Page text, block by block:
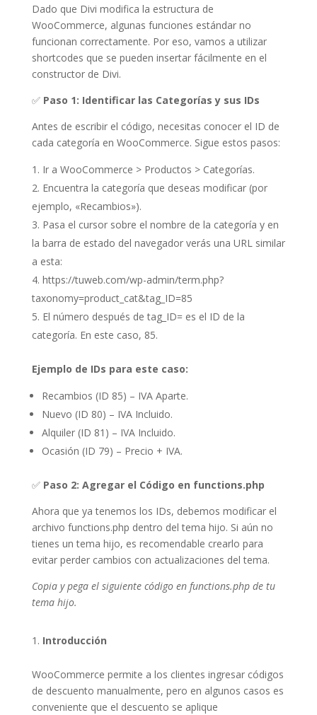
Dado que Divi modifica la estructura de
WooCommerce, algunas funciones estándar no
funcionan correctamente. Por eso, vamos a utilizar
shortcodes que se pueden insertar fácilmente en el
constructor de Divi.
✅ Paso 1: Identificar las Categorías y sus IDs
Antes de escribir el código, necesitas conocer el ID de
cada categoría en WooCommerce. Sigue estos pasos:
Ir a WooCommerce > Productos > Categorías.
Encuentra la categoría que deseas modificar (por
ejemplo, «Recambios»).
Pasa el cursor sobre el nombre de la categoría y en
la barra de estado del navegador verás una URL similar
a esta:
https://tuweb.com/wp-admin/term.php?
taxonomy=product_cat&tag_ID=85
El número después de tag_ID= es el ID de la
categoría. En este caso, 85.
Ejemplo de IDs para este caso:
Recambios (ID 85) – IVA Aparte.
Nuevo (ID 80) – IVA Incluido.
Alquiler (ID 81) – IVA Incluido.
Ocasión (ID 79) – Precio + IVA.
✅ Paso 2: Agregar el Código en functions.php
Ahora que ya tenemos los IDs, debemos modificar el
archivo functions.php dentro del tema hijo. Si aún no
tienes un tema hijo, es recomendable crearlo para
evitar perder cambios con actualizaciones del tema.
Copia y pega el siguiente código en functions.php de tu
tema hijo.
Introducción
WooCommerce permite a los clientes ingresar códigos
de descuento manualmente, pero en algunos casos es
conveniente que el descuento se aplique